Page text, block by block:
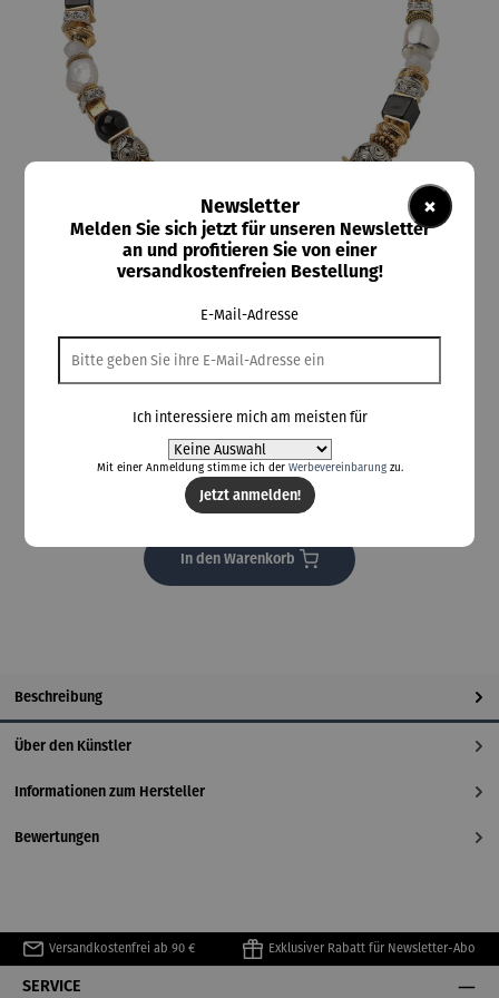
ars mundi
314,00 €
Preise inkl. MwSt. zzgl. Versandkosten
Lieferzeit: 14 Tage
In den Warenkorb
Beschreibung
Über den Künstler
Informationen zum Hersteller
Bewertungen
Versandkostenfrei ab 90 € Exklusiver Rabatt für Newsletter-Abo
SERVICE
×
Newsletter
Melden Sie sich jetzt für unseren Newsletter
an und profitieren Sie von einer
versandkostenfreien Bestellung!
E-Mail-Adresse
Ich interessiere mich am meisten für
Mit einer Anmeldung stimme ich der Werbevereinbarungzu.
Jetzt anmelden!